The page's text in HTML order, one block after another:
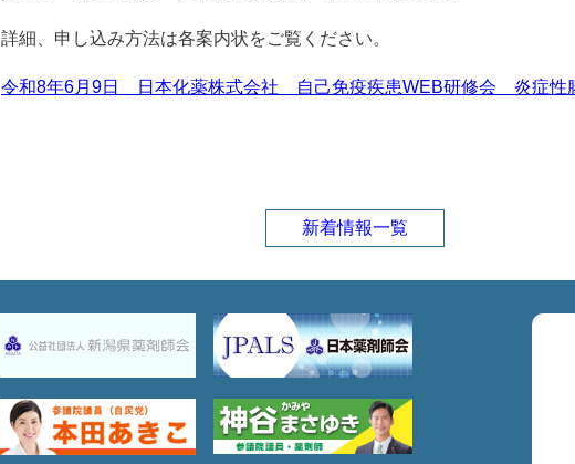
詳細、申し込み方法は各案内状をご覧ください。
令和8年6月9日 日本化薬株式会社 自己免疫疾患WEB研修会 炎症性
新着情報一覧